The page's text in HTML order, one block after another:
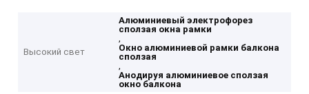
Высокий свет
Алюминиевый электрофорез
сползая окна рамки
,
Окно алюминиевой рамки балкона
сползая
,
Анодируя алюминиевое сползая
окно балкона